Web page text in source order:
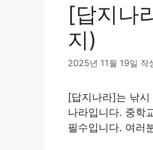
[답지나
지)
2025년 11월 19일 작
[답지나라]는 낚
나라입니다. 중학
필수입니다. 여러